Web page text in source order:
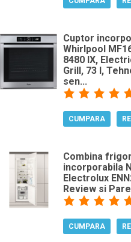
Cuptor
Whirlpool
8480 IX,
Grill, 73 l,
sen...
CUMPARA
Combina
incorporabila
Electrolux
Review si
CUMPARA